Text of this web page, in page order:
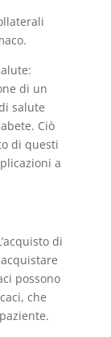
di un
salute
Ciò
di questi
a
di
possono
che